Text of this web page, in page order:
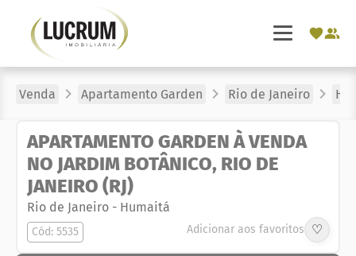
Venda Apartamento Garden Rio de Janeiro
APARTAMENTO GARDEN À VENDA
NO JARDIM BOTÂNICO, RIO DE
JANEIRO (RJ)
Rio de Janeiro- Humaitá
Adicionar aos favoritos ♡
Cód: 5535